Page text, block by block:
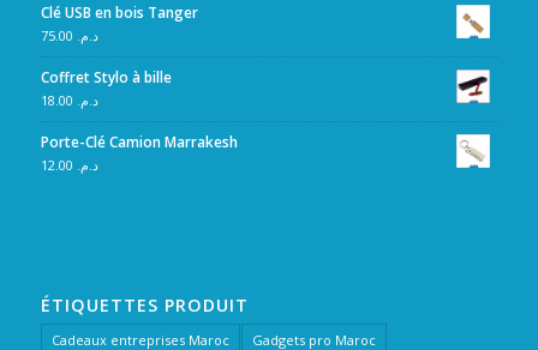
Clé USB en bois Tanger
د.م.
Coffret Stylo à bille
د.م.
Porte-Clé Camion Marrakesh
د.م.
ÉTIQUETTES PRODUIT
Cadeaux entreprises Maroc
Gadgets pro Maroc